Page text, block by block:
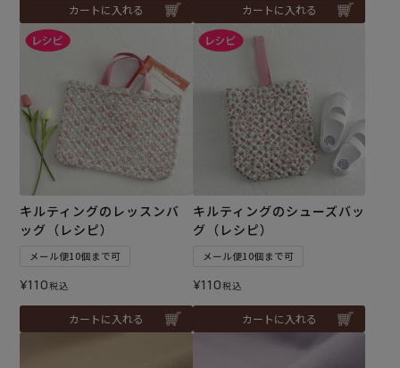
カートに入れる カートに入れる
キルティングのレッスンバ
ッグ（レシピ）
メール便10個まで可
¥110税込
カートに入れる
キルティングのシューズバッ
グ（レシピ）
メール便10個まで可
¥110税込
カートに入れる